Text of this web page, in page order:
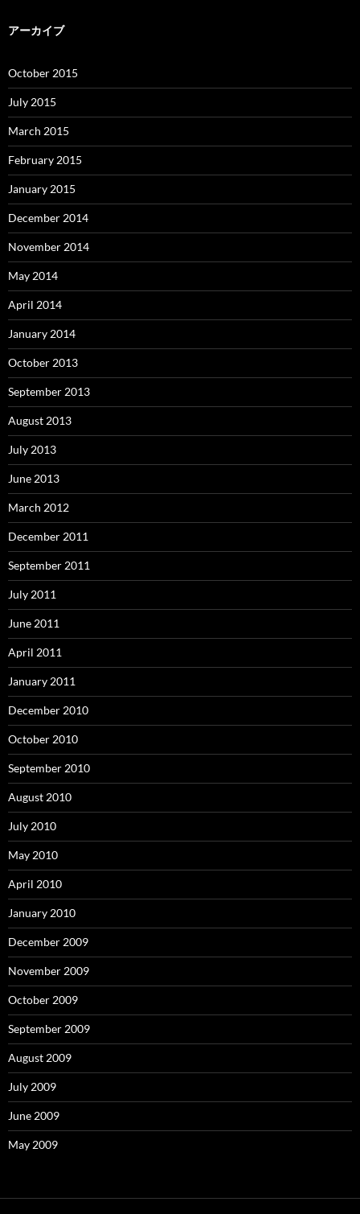
アーカイブ
October 2015
July 2015
March 2015
February 2015
January 2015
December 2014
November 2014
May 2014
April 2014
January 2014
October 2013
September 2013
August 2013
July 2013
June 2013
March 2012
December 2011
September 2011
July 2011
June 2011
April 2011
January 2011
December 2010
October 2010
September 2010
August 2010
July 2010
May 2010
April 2010
January 2010
December 2009
November 2009
October 2009
September 2009
August 2009
July 2009
June 2009
May 2009